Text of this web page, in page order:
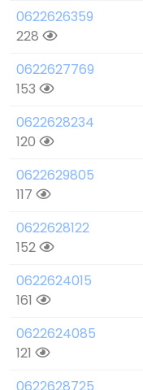
0622626359
228
0622627769
153
0622628234
120
0622629805
117
0622628122
152
0622624015
161
0622624085
121